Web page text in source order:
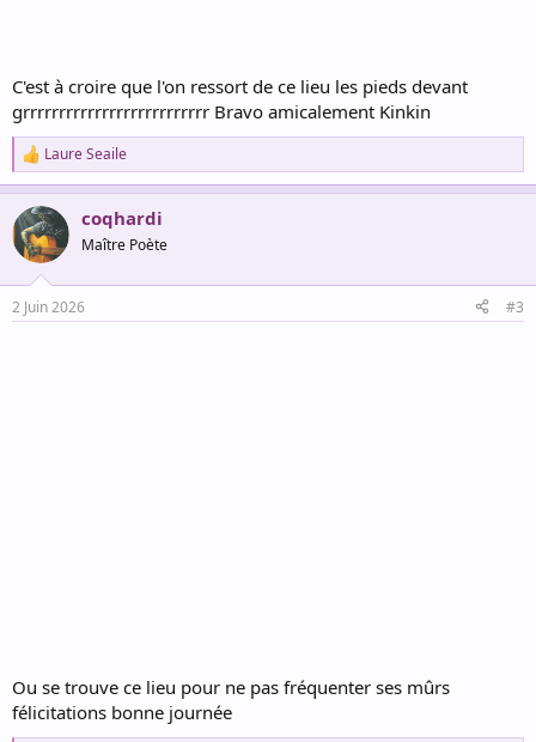
C'est à croire que l'on ressort de ce lieu les pieds devant
grrrrrrrrrrrrrrrrrrrrrrrrrr Bravo amicalement Kinkin
R
e
a
c
t
i
s
Laure Seaile
coqhardi
Maître Poète
2 Juin 2026 #3
Ou se trouve ce lieu pour ne pas fréquenter ses mûrs
félicitations bonne journée